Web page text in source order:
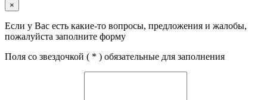
×
Если у Вас есть какие-то вопросы, предложения и жалобы,
пожалуйста заполните форму
Поля со звездочкой ( * ) обязательные для заполнения